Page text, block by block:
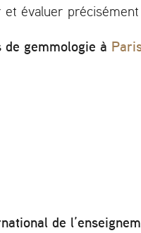
évaluer
de gemmologie à
de